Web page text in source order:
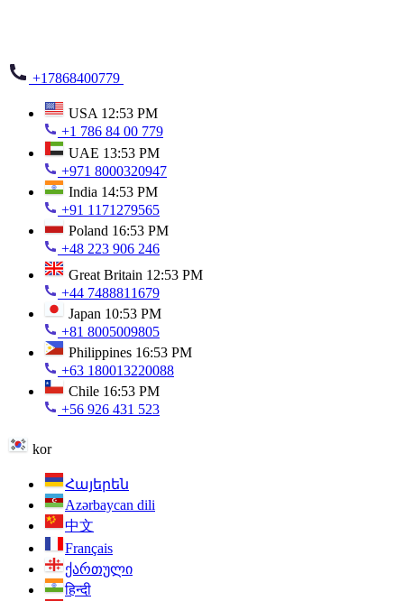
+17868400779
USA 12:53 PM
+1 786 84 00 779
UAE 13:53 PM
+971 8000320947
India 14:53 PM
+91 1171279565
Poland 16:53 PM
+48 223 906 246
Great Britain 12:53 PM
+44 7488811679
Japan 10:53 PM
+81 8005009805
Philippines 16:53 PM
+63 180013220088
Chile 16:53 PM
+56 926 431 523
kor
Հայերեն
Azərbaycan dili
中文
Français
ქართული
हिन्दी